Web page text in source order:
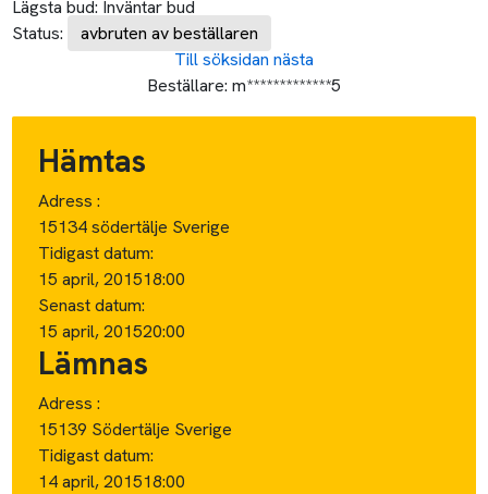
Lägsta bud: Inväntar bud
Status:
avbruten av beställaren
Till söksidan nästa
Beställare: m*************5
Hämtas
Adress :
15134 södertälje Sverige
Tidigast datum:
15 april, 201518:00
Senast datum:
15 april, 201520:00
Lämnas
Adress :
15139 Södertälje Sverige
Tidigast datum:
14 april, 201518:00